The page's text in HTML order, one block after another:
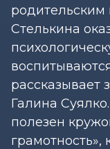
родительским
Стелькина
Галина
полезен